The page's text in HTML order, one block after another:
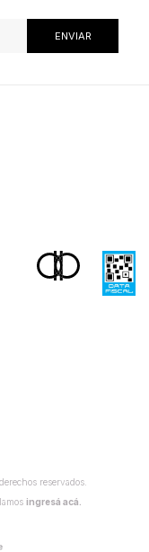
reservados.
ingresá acá.